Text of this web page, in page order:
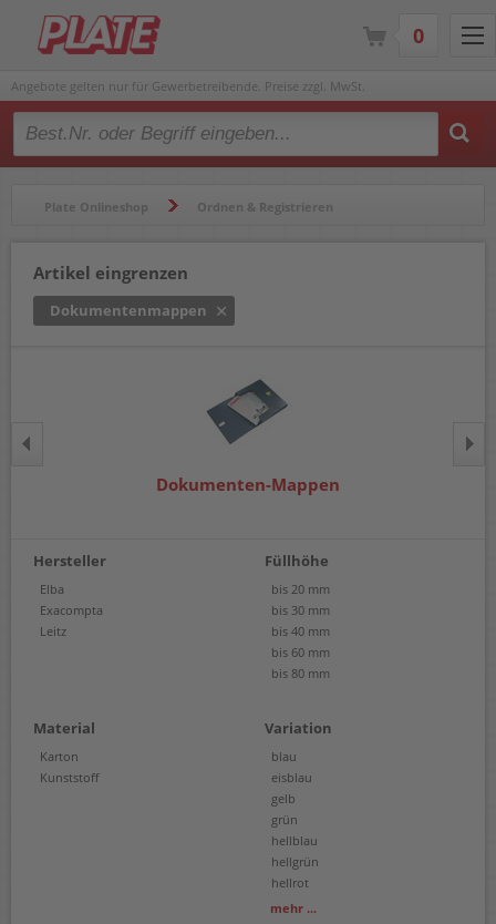
Angebote gelten nur für Gewerbetreibende. Preise zzgl. MwSt.
Type 2 or more characters for results.
Plate Onlineshop Ordnen & Registrieren
Artikel eingrenzen
Dokumentenmappen
Dokumenten-Mappen
Hersteller
Elba
Exacompta
Leitz
Füllhöhe
bis 20 mm
bis 30 mm
bis 40 mm
bis 60 mm
bis 80 mm
Material
Karton
Kunststoff
Variation
blau
eisblau
gelb
grün
hellblau
hellgrün
hellrot
pink
mehr ...
0